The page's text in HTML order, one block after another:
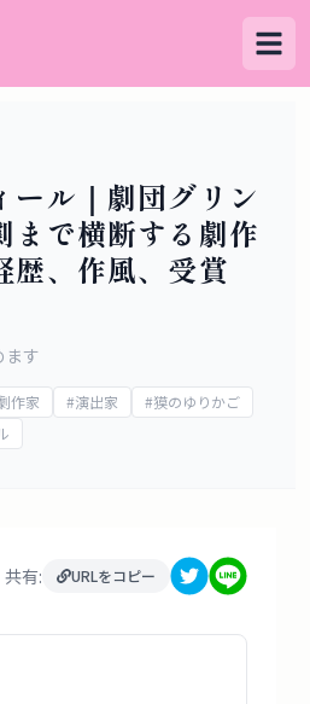
ール｜劇団グリン
まで横断する劇作
歴、作風、受賞
ます
作家 #演出家 #獏のゆりかご
共有: URLをコピー